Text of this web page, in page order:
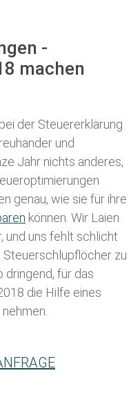
-
machen
der Steuererklärung
und
Jahr nichts anderes,
genau, wie sie für ihre
können. Wir Laien
und uns fehlt schlicht
Steuerschlupflöcher zu
dringend, für das
die Hilfe eines